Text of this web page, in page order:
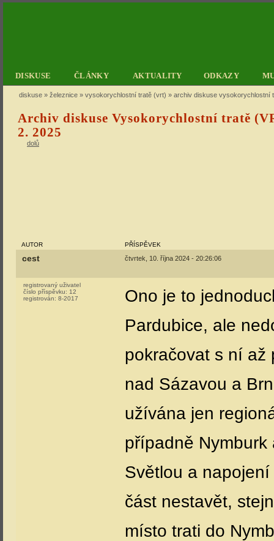
DISKUSE ČLÁNKY AKTUALITY ODKAZY
diskuse » železnice » vysokorychlostní tratě (vrt) » archiv diskuse vysokorychlostní
Archiv diskuse Vysokorychlostní tratě
2. 2025
dolů
AUTOR PŘÍSPĚVEK
cest čtvrtek, 10. října 2024 - 20:26:06
registrovaný uživatel
číslo příspěvku: 12
registrován: 8-2017
Ono je to
Pardubice, ale
pokračovat s ní až
nad Sázavou a
užívána jen
případně
Světlou a
část nestavět,
místo trati do